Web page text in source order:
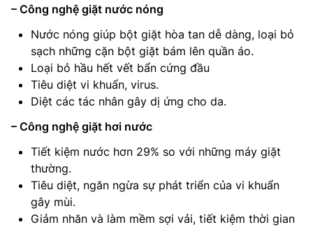
– Công nghệ giặt nước nóng
Nước nóng giúp bột giặt hòa tan dễ dàng, loại bỏ
sạch những cặn bột giặt bám lên quần áo.
Loại bỏ hầu hết vết bẩn cứng đầu
Tiêu diệt vi khuẩn, virus.
Diệt các tác nhân gây dị ứng cho da.
– Công nghệ giặt hơi nước
Tiết kiệm nước hơn 29% so với những máy giặt
thường.
Tiêu diệt, ngăn ngừa sự phát triển của vi khuẩn
gây mùi.
Giảm nhăn và làm mềm sợi vải, tiết kiệm thời gian